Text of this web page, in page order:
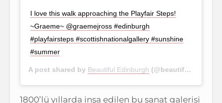
I love this walk approaching the Playfair Steps!
~Graeme~ @graemejross #edinburgh
#playfairsteps #scottishnationalgallery #sunshine
#summer
A post shared by Beautiful Edinburgh (@beautifuledinburgh) on
1800’lü yıllarda inşa edilen bu sanat galerisi